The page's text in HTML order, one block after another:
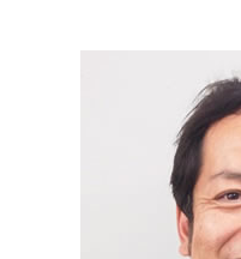
日本政策金融公庫 金利
銀行融資 事業計画書
子会社 吸収合併 メリ
事業承継 引継ぎ 補助金
決算処理 依頼 税理士
税務顧問契約 税理士
税務調査 修正申告
相続税申告 静岡県 税
会社設立 神奈川県 税
遺言書作成 神奈川県
会社設立 川崎市 税理士
税務調査 東京都 税理
遺言書作成 川崎市 税
遺言書作成 大田区 税